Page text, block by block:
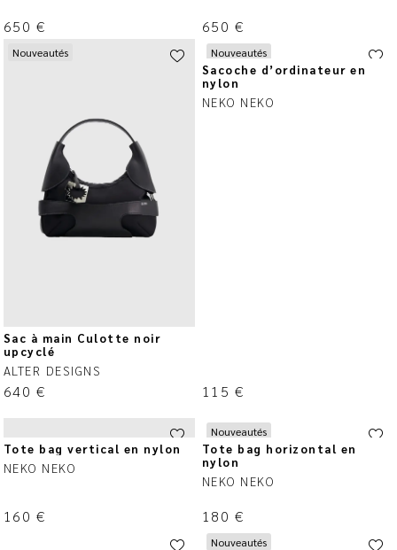
650 € 650 €
Nouveautés
Sac à main Culotte noir
upcyclé
ALTER DESIGNS
640 €
Nouveautés
Sacoche d’ordinateur en
nylon
NEKO NEKO
115 €
Tote bag vertical en nylon
NEKO NEKO
160 €
Nouveautés
Tote bag horizontal en
nylon
NEKO NEKO
180 €
Nouveautés